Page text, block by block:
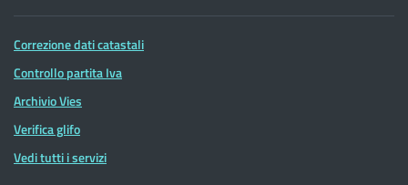
Correzione dati catastali
Controllo partita Iva
Archivio Vies
Verifica glifo
Vedi tutti i servizi